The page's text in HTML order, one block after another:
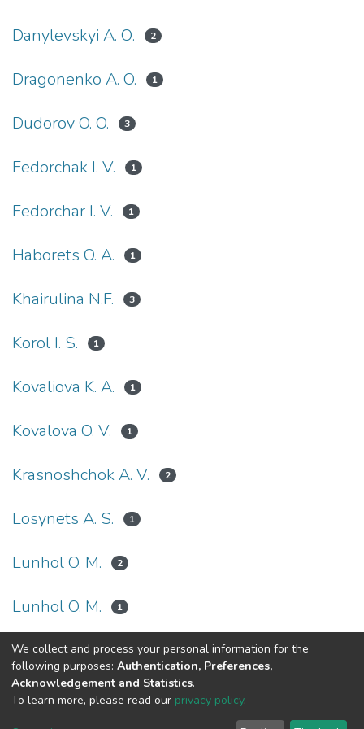
Danylevskyi А. О. 2
Dragonenko А. O. 1
Dudorov O. O. 3
Fedorchak I. V. 1
Fedorchar I. V. 1
Haborets O. A. 1
Khairulina N.F. 3
Korol I. S. 1
Kovaliova K. А. 1
Kovalova O. V. 1
Krasnoshchok A. V. 2
Losynets A. S. 1
Lunhol O. M. 2
Lunhol O. М. 1
« 1(current)
2 3 4 5 »
DSpace software copyright © 2002-2026
We collect and process your personal information for the
following purposes: Authentication, Preferences,
Acknowledgement and Statistics.
To learn more, please read our privacy policy.